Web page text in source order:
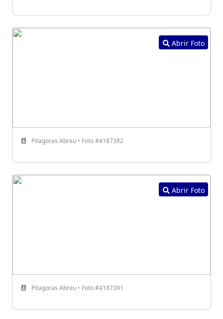
Abrir Foto
Pitagoras Abreu • Foto #4187382
Abrir Foto
Pitagoras Abreu • Foto #4187391